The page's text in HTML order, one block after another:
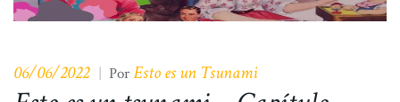
06/06/2022 PorEsto es un Tsunami